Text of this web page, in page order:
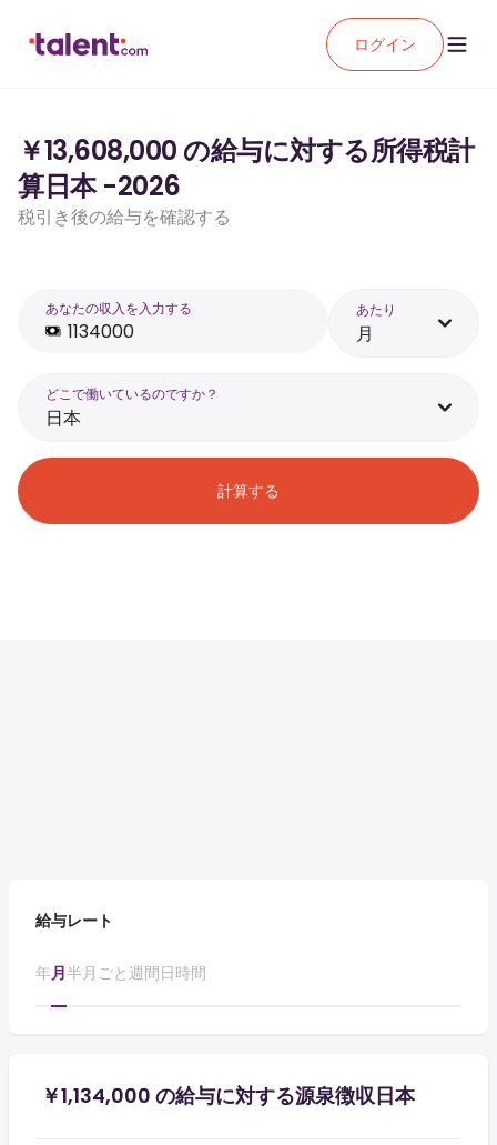
ログイン
￥13,608,000 の給与に対する所得税計
算日本 -2026
税引き後の給与を確認する
あなたの収入を入力する あたり
月
どこで働いているのですか？
日本
計算する
給与レート
年月半月ごと週間日時間
￥1,134,000 の給与に対する源泉徴収日本